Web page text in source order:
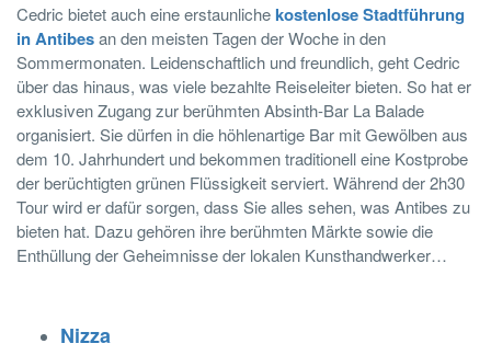
Cedric bietet auch eine erstaunlichekostenlose Stadtführung
in Antibesan den meisten Tagen der Woche in den
Sommermonaten. Leidenschaftlich und freundlich, geht Cedric
über das hinaus, was viele bezahlte Reiseleiter bieten. So hat er
exklusiven Zugang zur berühmten Absinth-Bar La Balade
organisiert. Sie dürfen in die höhlenartige Bar mit Gewölben aus
dem 10. Jahrhundert und bekommen traditionell eine Kostprobe
der berüchtigten grünen Flüssigkeit serviert. Während der 2h30
Tour wird er dafür sorgen, dass Sie alles sehen, was Antibes zu
bieten hat. Dazu gehören ihre berühmten Märkte sowie die
Enthüllung der Geheimnisse der lokalen Kunsthandwerker…
Nizza